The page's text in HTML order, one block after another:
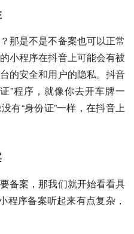
那是不是不备案也可以正常
小程序在抖音上可能会有被
的安全和用户的隐私。抖音
”程序，就像你去开车牌一
有“身份证”一样，在抖音上
备案，那我们就开始看看具
程序备案听起来有点复杂，